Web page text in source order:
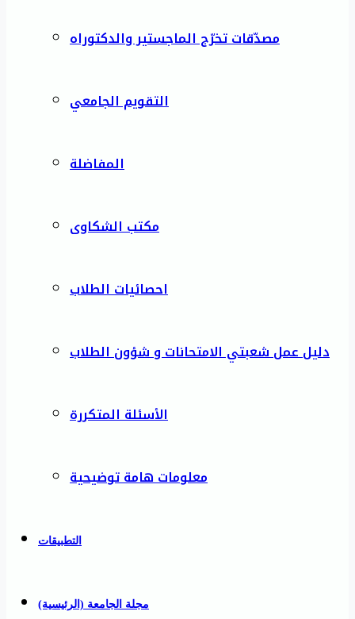
مصدّقات تخرّج الماجستير والدكتوراه
التقويم الجامعي
المفاضلة
مكتب الشكاوى
احصائيات الطلاب
دليل عمل شعبتي الامتحانات و شؤون الطلاب
الأسئلة المتكررة
معلومات هامة توضيحية
التطبيقات
مجلة الجامعة (الرئيسية)